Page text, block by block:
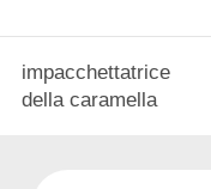
impacchettatrice
della caramella